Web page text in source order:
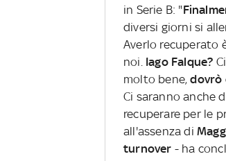
in Serie B: "
diversi giorni si
Averlo recuperato
noi. Iago Falque?
molto bene,dovrò
Ci saranno anche
recuperare per le
all'assenza di
turnover - ha